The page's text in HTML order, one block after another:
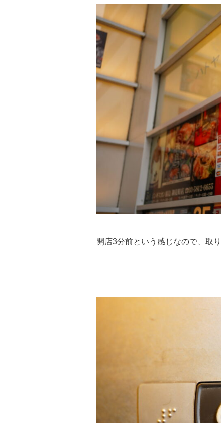
開店3分前という感じなので、取